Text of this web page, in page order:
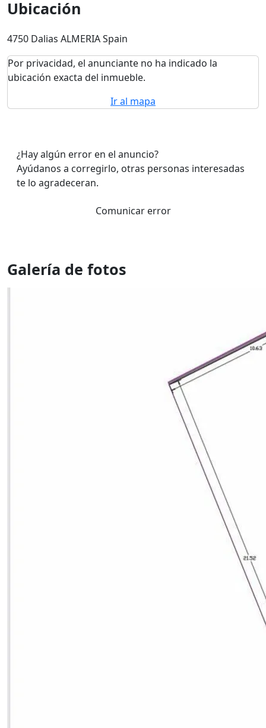
Ubicación
4750 Dalias ALMERIA Spain
Por privacidad, el anunciante no ha indicado la
ubicación exacta del inmueble.
Ir al mapa
¿Hay algún error en el anuncio?
Ayúdanos a corregirlo, otras personas interesadas
te lo agradeceran.
Comunicar error
Galería de fotos